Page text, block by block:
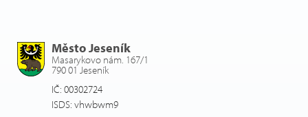
Město Jeseník
Masarykovo nám. 167/1
790 01 Jeseník
IČ: 00302724
ISDS: vhwbwm9